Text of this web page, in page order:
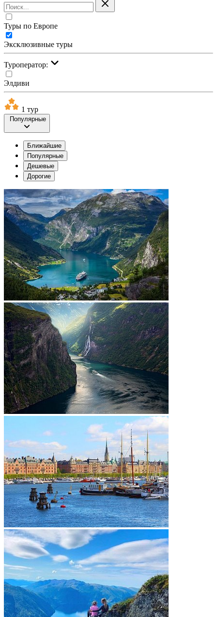
Туры по Европе
Эксклюзивные туры
Туроператор:
Элдиви
1 тур
Популярные
Ближайшие
Популярные
Дешевые
Дорогие